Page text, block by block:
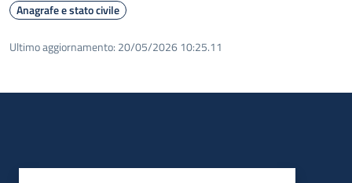
Anagrafe e stato civile
Ultimo aggiornamento: 20/05/2026 10:25.11